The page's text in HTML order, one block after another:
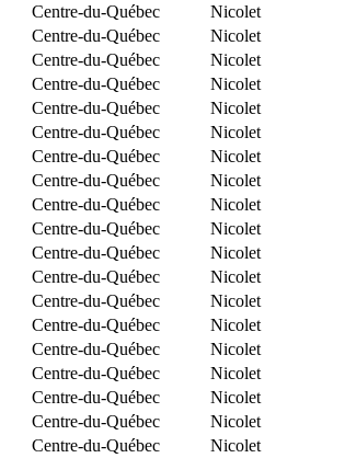
Centre-du-Québec
Nicolet
Centre-du-Québec
Nicolet
Centre-du-Québec
Nicolet
Centre-du-Québec
Nicolet
Centre-du-Québec
Nicolet
Centre-du-Québec
Nicolet
Centre-du-Québec
Nicolet
Centre-du-Québec
Nicolet
Centre-du-Québec
Nicolet
Centre-du-Québec
Nicolet
Centre-du-Québec
Nicolet
Centre-du-Québec
Nicolet
Centre-du-Québec
Nicolet
Centre-du-Québec
Nicolet
Centre-du-Québec
Nicolet
Centre-du-Québec
Nicolet
Centre-du-Québec
Nicolet
Centre-du-Québec
Nicolet
Centre-du-Québec
Nicolet